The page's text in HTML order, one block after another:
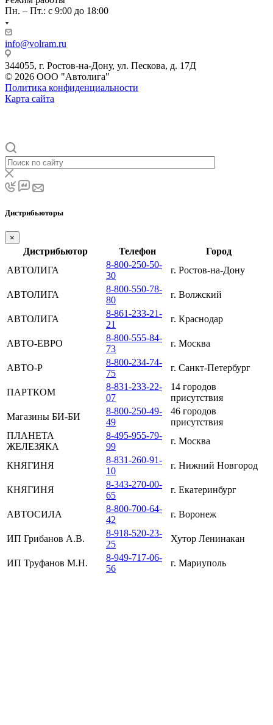
Пн. – Пт.: с 9:00 до 18:00
info@volram.ru
344055, г. Ростов-на-Дону, ул. Пескова, д. 17Д
© 2026 ООО "Автолига"
Политика конфиденциальности
Карта сайта
Дистрибьюторы
×
Дистрибьютор Телефон
Город
АВТОЛИГА
8-800-250-50-
30
г. Ростов-на-Дону
АВТОЛИГА
8-800-550-78-
80
г. Волжский
АВТОЛИГА
8-861-233-21-
21
г. Краснодар
АВТО-ЕВРО
8-800-555-84-
73
г. Москва
АВТО-Р
8-800-234-74-
75
г. Санкт-Петербург
ПАРТКОМ
8-831-233-22-
07
14 городов
присутствия
Магазины БИ-БИ
8-800-250-49-
49
46 городов
присутствия
ПЛАНЕТА
ЖЕЛЕЗЯКА
8-495-955-79-
99
г. Москва
КНЯГИНЯ
8-831-260-91-
10
г. Нижний Новгород
КНЯГИНЯ
8-343-270-00-
65
г. Екатеринбург
АВТОСИЛА
8-800-700-64-
42
г. Воронеж
ИП Грибанов А.В.
8-918-520-23-
25
Хутор Ленинакан
ИП Труфанов М.Н.
8-949-717-06-
56
г. Мариуполь